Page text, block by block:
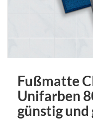
Fußmatte
Unifarben
günstig und